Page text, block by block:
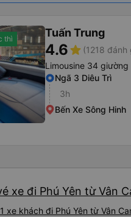
thì Tuấn Trung
4.6star (1218 đánh
Limousine 34 giường
Ngã 3 Diêu Trì
3h
Bến Xe Sông Hinh
xe đi Phú Yên từ Vân
xe khách đi Phú Yên từ Vân